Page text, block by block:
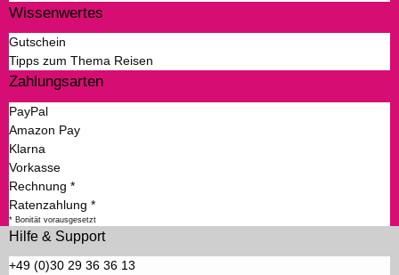
Wissenwertes
Gutschein
Tipps zum Thema Reisen
Zahlungsarten
PayPal
Amazon Pay
Klarna
Vorkasse
Rechnung *
Ratenzahlung *
* Bonität vorausgesetzt
Hilfe & Support
+49 (0)30 29 36 36 13